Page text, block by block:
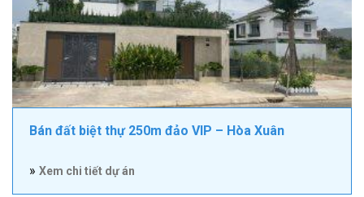
Bán đất biệt thự 250m đảo VIP – Hòa Xuân
» Xem chi tiết dự án